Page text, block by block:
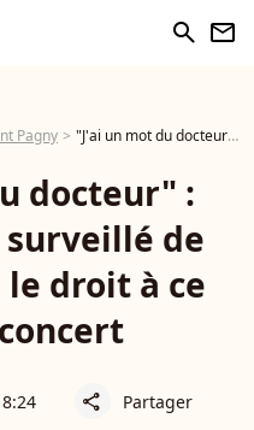
search newsletter
Pagny "J'ai un mot du docteur" : Florent Pagny surveillé de près, il n'a pas le droit à ce geste en concert
docteur" :
surveillé de
le droit à ce
share Partager